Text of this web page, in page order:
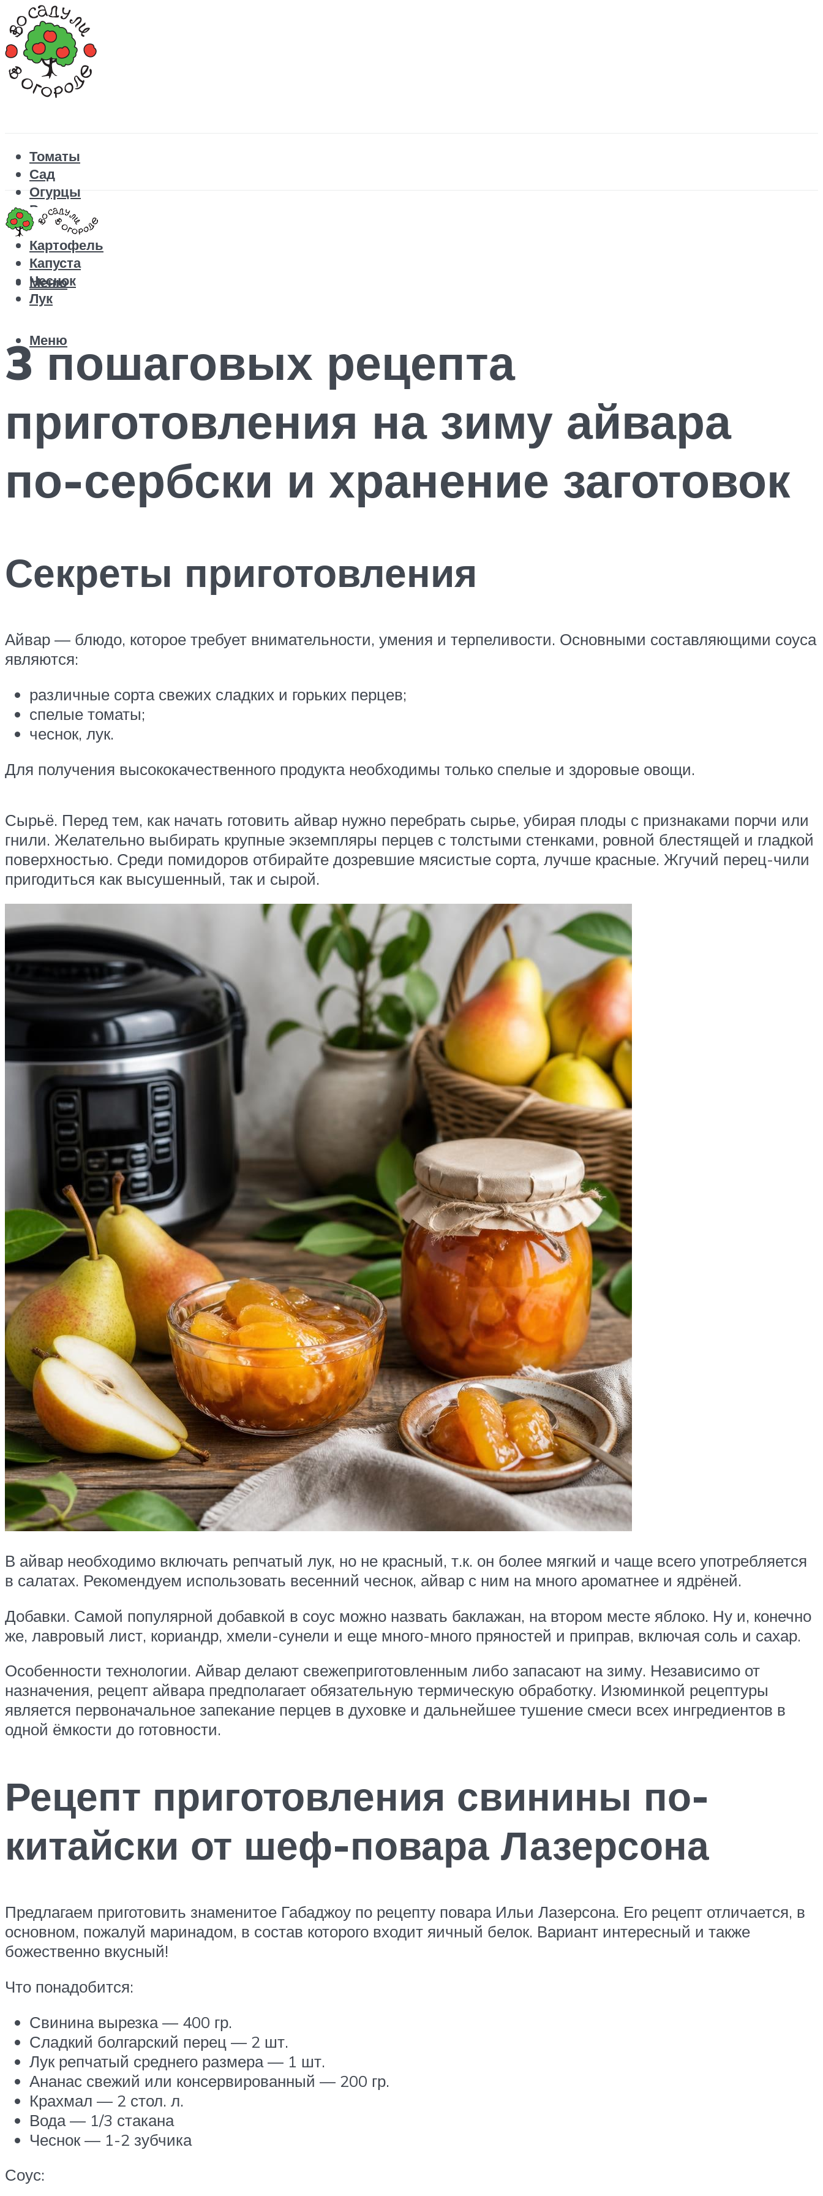
Томаты
Сад
Огурцы
Рецепты
Перец
Картофель
Капуста
Чеснок
Лук
Меню
Меню
3 пошаговых рецепта
приготовления на зиму айвара
по-сербски и хранение заготовок
Секреты приготовления
Айвар — блюдо, которое требует внимательности, умения и терпеливости. Основными составляющими соуса
являются:
различные сорта свежих сладких и горьких перцев;
спелые томаты;
чеснок, лук.
Для получения высококачественного продукта необходимы только спелые и здоровые овощи.
Сырьё. Перед тем, как начать готовить айвар нужно перебрать сырье, убирая плоды с признаками порчи или
гнили. Желательно выбирать крупные экземпляры перцев с толстыми стенками, ровной блестящей и гладкой
поверхностью. Среди помидоров отбирайте дозревшие мясистые сорта, лучше красные. Жгучий перец-чили
пригодиться как высушенный, так и сырой.
В айвар необходимо включать репчатый лук, но не красный, т.к. он более мягкий и чаще всего употребляется
в салатах. Рекомендуем использовать весенний чеснок, айвар с ним на много ароматнее и ядрёней.
Добавки. Самой популярной добавкой в соус можно назвать баклажан, на втором месте яблоко. Ну и, конечно
же, лавровый лист, кориандр, хмели-сунели и еще много-много пряностей и приправ, включая соль и сахар.
Особенности технологии. Айвар делают свежеприготовленным либо запасают на зиму. Независимо от
назначения, рецепт айвара предполагает обязательную термическую обработку. Изюминкой рецептуры
является первоначальное запекание перцев в духовке и дальнейшее тушение смеси всех ингредиентов в
одной ёмкости до готовности.
Рецепт приготовления свинины по-
китайски от шеф-повара Лазерсона
Предлагаем приготовить знаменитое Габаджоу по рецепту повара Ильи Лазерсона. Его рецепт отличается, в
основном, пожалуй маринадом, в состав которого входит яичный белок. Вариант интересный и также
божественно вкусный!
Что понадобится:
Свинина вырезка — 400 гр.
Сладкий болгарский перец — 2 шт.
Лук репчатый среднего размера — 1 шт.
Ананас свежий или консервированный — 200 гр.
Крахмал — 2 стол. л.
Вода — 1/3 стакана
Чеснок — 1-2 зубчика
Соус: